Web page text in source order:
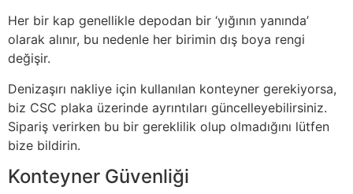
Her bir kap genellikle depodan bir ‘yığının yanında’
olarak alınır, bu nedenle her birimin dış boya rengi
değişir.
Denizaşırı nakliye için kullanılan konteyner gerekiyorsa,
biz CSC plaka üzerinde ayrıntıları güncelleyebilirsiniz.
Sipariş verirken bu bir gereklilik olup olmadığını lütfen
bize bildirin.
Konteyner Güvenliği